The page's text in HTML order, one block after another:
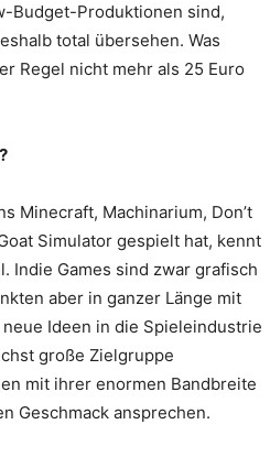
Budget-Produktionen sind,
total übersehen. Was
Regel nicht mehr als 25 Euro
Minecraft, Machinarium, Don’t
Simulator gespielt hat, kennt
Indie Games sind zwar grafisch
aber in ganzer Länge mit
Ideen in die Spieleindustrie
große Zielgruppe
mit ihrer enormen Bandbreite
Geschmack ansprechen.